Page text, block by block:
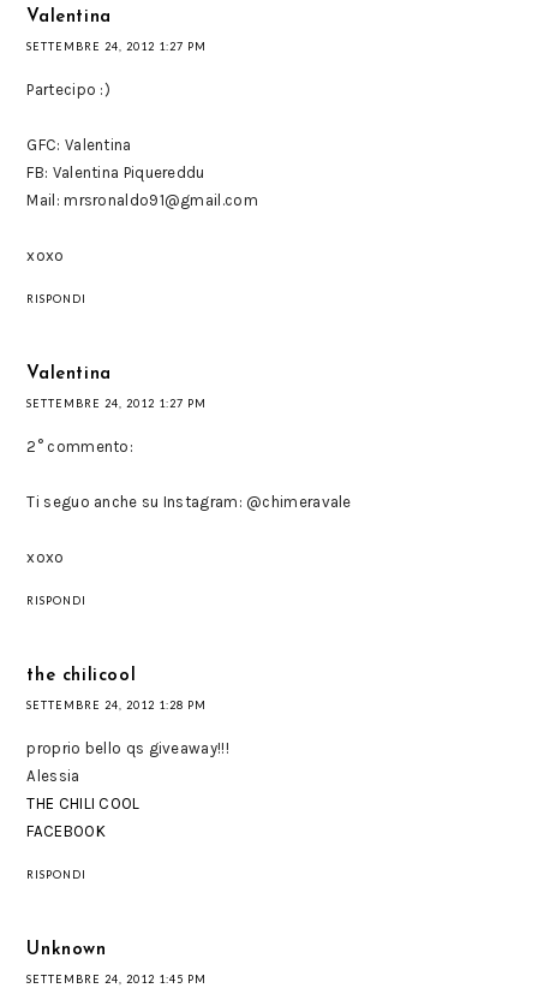
Valentina
SETTEMBRE 24, 2012 1:27 PM
Partecipo :)
GFC: Valentina
FB: Valentina Piquereddu
Mail: mrsronaldo91@gmail.com
xoxo
RISPONDI
Valentina
SETTEMBRE 24, 2012 1:27 PM
2° commento:
Ti seguo anche su Instagram: @chimeravale
xoxo
RISPONDI
the chilicool
SETTEMBRE 24, 2012 1:28 PM
proprio bello qs giveaway!!!
Alessia
THE CHILI COOL
FACEBOOK
RISPONDI
Unknown
SETTEMBRE 24, 2012 1:45 PM